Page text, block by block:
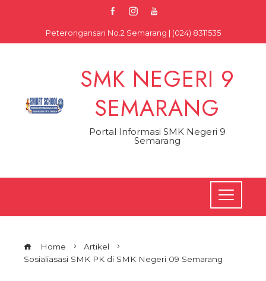
Peterongansari No.2 Semarang | (024) 8311535
SMK NEGERI 9
SEMARANG
Portal Informasi SMK Negeri 9
Semarang
Home
Artikel
Sosialiasasi SMK PK di SMK Negeri 09 Semarang